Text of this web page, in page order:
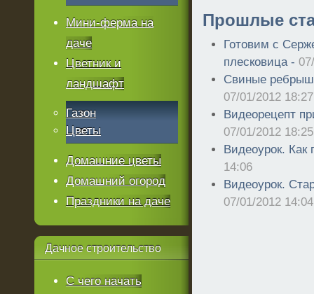
Прошлые
Готовим с
плесковица -
Свиные
07/01/2012 18:27
Видеорецепт
07/01/2012 18:25
Видеоурок.
14:06
Видеоурок.
07/01/2012 14:04
Мини-ферма на
даче
Цветник и
ландшафт
Газон
Цветы
Домашние цветы
Домашний огород
Праздники на даче
Дачное строительство
С чего начать